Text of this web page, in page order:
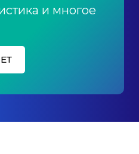
и многое